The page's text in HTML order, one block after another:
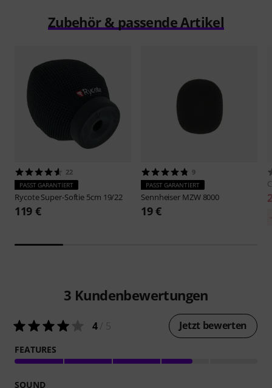
Zubehör & passende Artikel
22
PASST GARANTIERT
RycoteSuper-Softie 5cm 19/22
119 €
9
PASST GARANTIERT
Sennheiser MZW 8000
19 €
3 Kundenbewertungen
4/ 5 Jetzt bewerten
FEATURES
SOUND